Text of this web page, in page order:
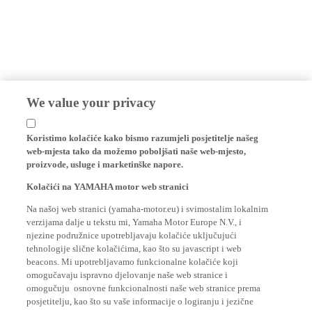
We value your privacy
Koristimo kolačiće kako bismo razumjeli posjetitelje našeg
web-mjesta tako da možemo poboljšati naše web-mjesto,
proizvode, usluge i marketinške napore.
verzijama dalje u tekstu mi, Yamaha Motor Europe N.V., i
njezine podružnice upotrebljavaju kolačiće uključujući
tehnologije slične kolačićima, kao što su javascript i web
beacons. Mi upotrebljavamo funkcionalne kolačiće koji
omogučavaju ispravno djelovanje naše web stranice i
omogučuju osnovne funkcionalnosti naše web stranice prema
posjetitelju, kao što su vaše informacije o logiranju i jezične
postavke. Mi također korisitmo analitičke kolačiće za